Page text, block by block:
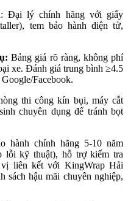
: Đại lý chính hãng với giấy
tem bảo hành điện tử,
Bảng giá rõ ràng, không phí
xe. Đánh giá trung bình ≥4.5
Facebook.
thi công kín bụi, máy cắt
chuyên dụng để tránh bọt
hành chính hãng 5-10 năm
lỗi kỹ thuật), hỗ trợ kiểm tra
liên kết với KingWrap Hải
sách hậu mãi chuyên nghiệp,